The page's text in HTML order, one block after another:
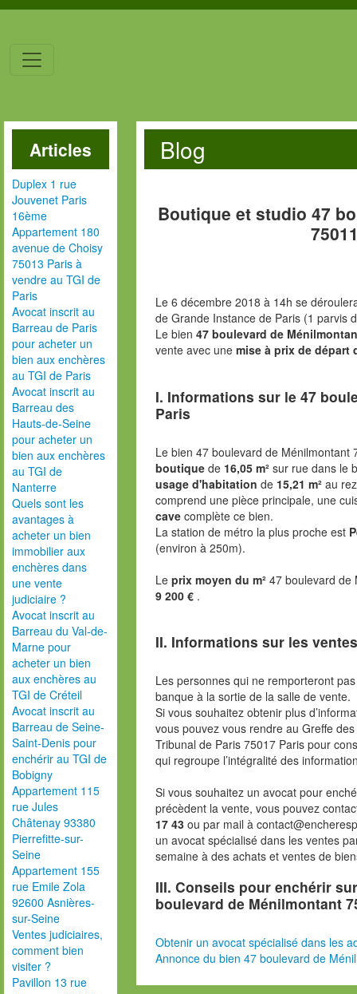
Articles
Duplex 1 rue
Jouvenet Paris
16ème
Appartement 180
avenue de Choisy
75013 Paris à
vendre au TGI de
Paris
Avocat inscrit au
Barreau de Paris
pour acheter un
bien aux enchères
au TGI de Paris
Avocat inscrit au
Barreau des
Hauts-de-Seine
pour acheter un
bien aux enchères
au TGI de
Nanterre
Quels sont les
avantages à
acheter un bien
immobilier aux
enchères dans
une vente
judiciaire ?
Avocat inscrit au
Barreau du Val-de-
Marne pour
acheter un bien
aux enchères au
TGI de Créteil
Avocat inscrit au
Barreau de Seine-
Saint-Denis pour
enchérir au TGI de
Bobigny
Appartement 115
rue Jules
Châtenay 93380
Pierrefitte-sur-
Seine
Appartement 155
rue Emile Zola
92600 Asnières-
sur-Seine
Ventes judiciaires,
comment bien
visiter ?
Pavillon 13 rue
Blog
Boutique et studio 47
Le 6 décembre 2018 à 14h se
de Grande Instance de Paris (1 parvis
Le bien 47 boulevard de
vente avec une mise à prix de départ
I. Informations sur le 47
Paris
Le bien 47 boulevard de Ménilmontant
boutiquede 16,05 m²sur rue dans le
usage d'habitation de 15,21 m²au
comprend une pièce principale, une
cavecomplète ce bien.
La station de métro la plus proche est
(environ à 250m).
Le prix moyen du m² 47 boulevard de
9 200 € .
II. Informations sur les
Les personnes qui ne remporteront
banque à la sortie de la salle de vente.
Si vous souhaitez obtenir plus
vous pouvez vous rendre au Greffe
Tribunal de Paris 75017 Paris pour
qui regroupe l’intégralité des
Si vous souhaitez un avocat pour
précèdent la vente, vous pouvez
17 43 ou par mail à
un avocat spécialisé dans les ventes
semaine à des achats et ventes de
III. Conseils pour enchérir
boulevard de Ménilmontant
Obtenir un avocat spécialisé dans les
Annonce du bien 47 boulevard de